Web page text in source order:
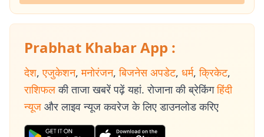
Prabhat Khabar App :
देश, एजुकेशन, मनोरंजन, बिजनेस अपडेट, धर्म, क्रिकेट,
राशिफल की ताजा खबरें पढ़ें यहां. रोजाना की ब्रेकिंग हिंदी
न्यूज और लाइव न्यूज कवरेज के लिए डाउनलोड करिए